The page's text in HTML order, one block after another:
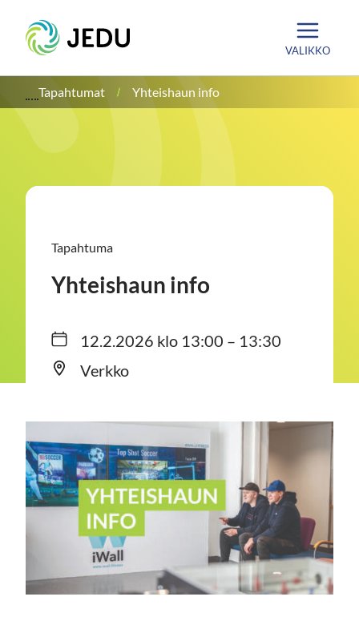
sisältöön
Etusivu
VALIKKO
Tapahtumat Yhteishaun info
Tapahtuma
Yhteishaun info
12.2.2026 klo 13:00 – 13:30
Verkko